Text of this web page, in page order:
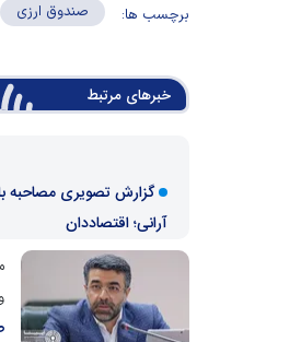
برچسب ها: صندوق ارزی
خبرهای مرتبط
گزارش تصویری مصاحبه
آرانی؛ اقتصاددان